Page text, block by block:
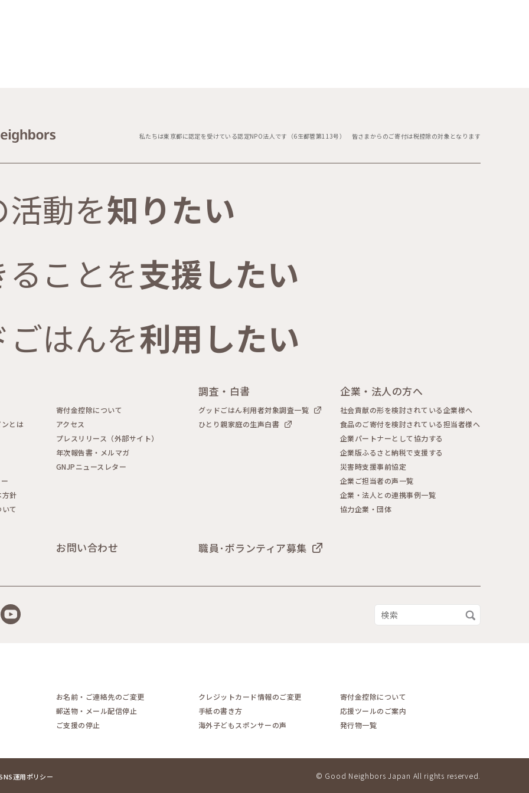
私たちは東京都に認定を受けている認定NPO法人です（6生都管第113号） 皆さまからのご寄付は税控除の対象となります
動を知りたい
ことを支援したい
はんを利用したい
とは
方針
て
寄付金控除について
アクセス
プレスリリース（外部サイト）
年次報告書・メルマガ
GNJPニュースレター
調査・白書
グッドごはん利用者対象調査一覧
ひとり親家庭の生声白書
企業・法人の方へ
社会貢献の形を検討されている企業様へ
食品のご寄付を検討されている担当者様へ
企業パートナーとして協力する
企業版ふるさと納税で支援する
災害時支援事前協定
企業ご担当者の声一覧
企業・法人との連携事例一覧
協力企業・団体
お問い合わせ 職員･ボランティア募集
YouTube
お名前・ご連絡先のご変更
郵送物・メール配信停止
ご支援の停止
クレジットカード情報のご変更
手紙の書き方
海外子どもスポンサーの声
寄付金控除について
応援ツールのご案内
発行物一覧
運用ポリシー © Good Neighbors Japan All rights reserved.